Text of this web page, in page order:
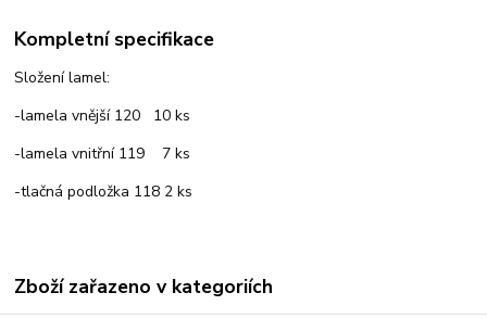
Kompletní specifikace
Složení lamel:
-lamela vnější 120 10 ks
-lamela vnitřní 119 7 ks
-tlačná podložka 118 2 ks
Zboží zařazeno v kategoriích